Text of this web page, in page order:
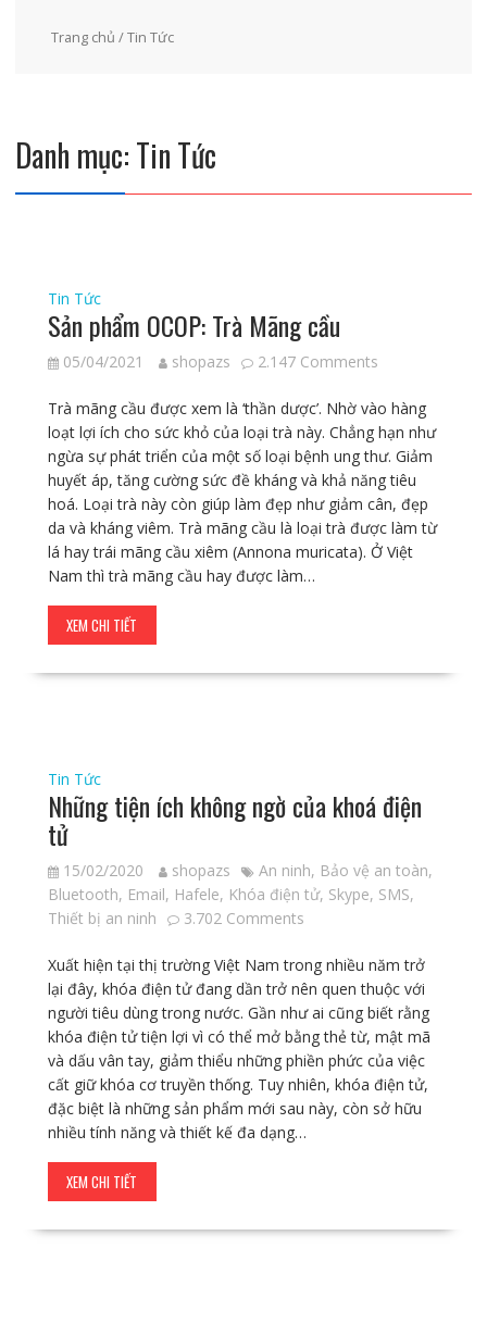
Trang chủ / Tin Tức
Danh mục:Tin Tức
Tin Tức
Sản phẩm OCOP: Trà Mãng cầu
05/04/2021 shopazs 2.147 Comments
Trà mãng cầu được xem là ‘thần dược’. Nhờ vào hàng
loạt lợi ích cho sức khỏ của loại trà này. Chẳng hạn như
ngừa sự phát triển của một số loại bệnh ung thư. Giảm
huyết áp, tăng cường sức đề kháng và khả năng tiêu
hoá. Loại trà này còn giúp làm đẹp như giảm cân, đẹp
da và kháng viêm. Trà mãng cầu là loại trà được làm từ
lá hay trái mãng cầu xiêm (Annona muricata). Ở Việt
Nam thì trà mãng cầu hay được làm…
XEM CHI TIẾT
Tin Tức
Những tiện ích không ngờ của khoá điện
tử
15/02/2020 shopazs An ninh, Bảo vệ an toàn,
Bluetooth, Email, Hafele, Khóa điện tử, Skype, SMS,
Thiết bị an ninh
3.702 Comments
Xuất hiện tại thị trường Việt Nam trong nhiều năm trở
lại đây, khóa điện tử đang dần trở nên quen thuộc với
người tiêu dùng trong nước. Gần như ai cũng biết rằng
khóa điện tử tiện lợi vì có thể mở bằng thẻ từ, mật mã
và dấu vân tay, giảm thiểu những phiền phức của việc
cất giữ khóa cơ truyền thống. Tuy nhiên, khóa điện tử,
đặc biệt là những sản phẩm mới sau này, còn sở hữu
nhiều tính năng và thiết kế đa dạng…
XEM CHI TIẾT